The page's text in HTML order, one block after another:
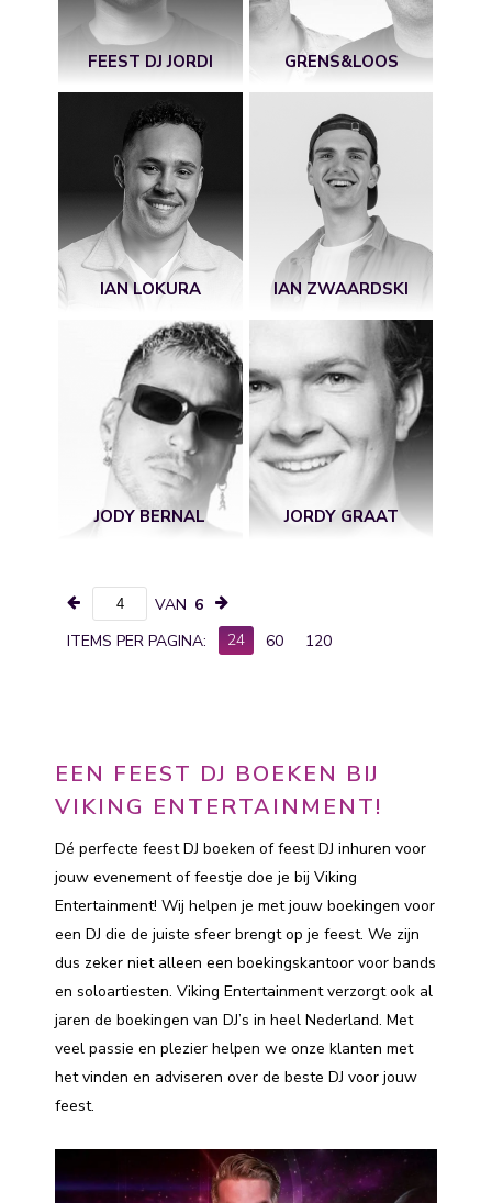
FEEST DJ JORDI GRENS&LOOS
IAN LOKURA IAN ZWAARDSKI
JODY BERNAL JORDY GRAAT
VAN 6
ITEMS PER PAGINA:
24 60 120
EEN FEEST DJ BOEKEN BIJ
VIKING ENTERTAINMENT!
Dé perfecte feest DJ boeken of feest DJ inhuren voor
jouw evenement of feestje doe je bij Viking
Entertainment! Wij helpen je met jouw boekingen voor
een DJ die de juiste sfeer brengt op je feest. We zijn
dus zeker niet alleen een boekingskantoor voor bands
en soloartiesten. Viking Entertainment verzorgt ook al
jaren de boekingen van DJ’s in heel Nederland. Met
veel passie en plezier helpen we onze klanten met
het vinden en adviseren over de beste DJ voor jouw
feest.